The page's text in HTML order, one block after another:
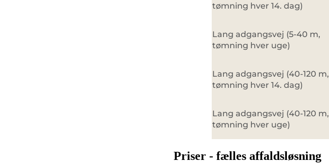
tømning hver 14. dag)
Lang adgangsvej (5-40 m,
tømning hver uge)
Lang adgangsvej (40-120 m,
tømning hver 14. dag)
Lang adgangsvej (40-120 m,
tømning hver uge)
Priser - fælles affaldsløsning